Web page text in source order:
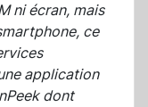
ni écran, mais
ce
application
dont